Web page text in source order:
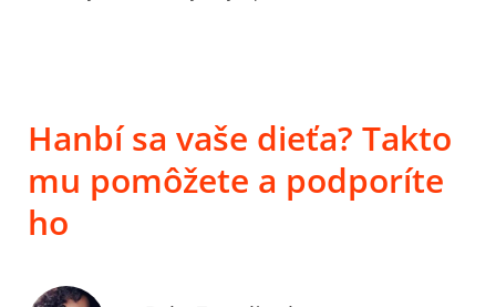
Hanbí sa vaše dieťa? Takto
mu pomôžete a podporíte
ho